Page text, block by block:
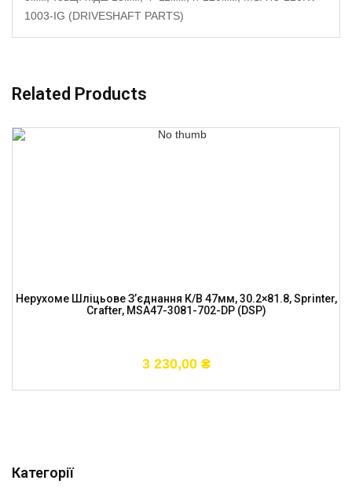
Категорії
1003-IG (DRIVESHAFT PARTS)
Related Products
Нерухоме Шліцьове З’єднання К/в 47мм, 30.2×81.8, Sprinter,
Crafter, MSA47-3081-702-DP (DSP)
3 230,00 ₴